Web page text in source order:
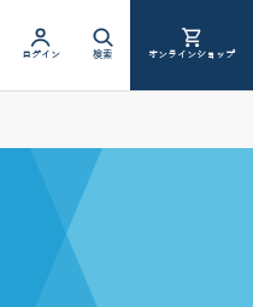
ログイン 検索 オンラインショップ